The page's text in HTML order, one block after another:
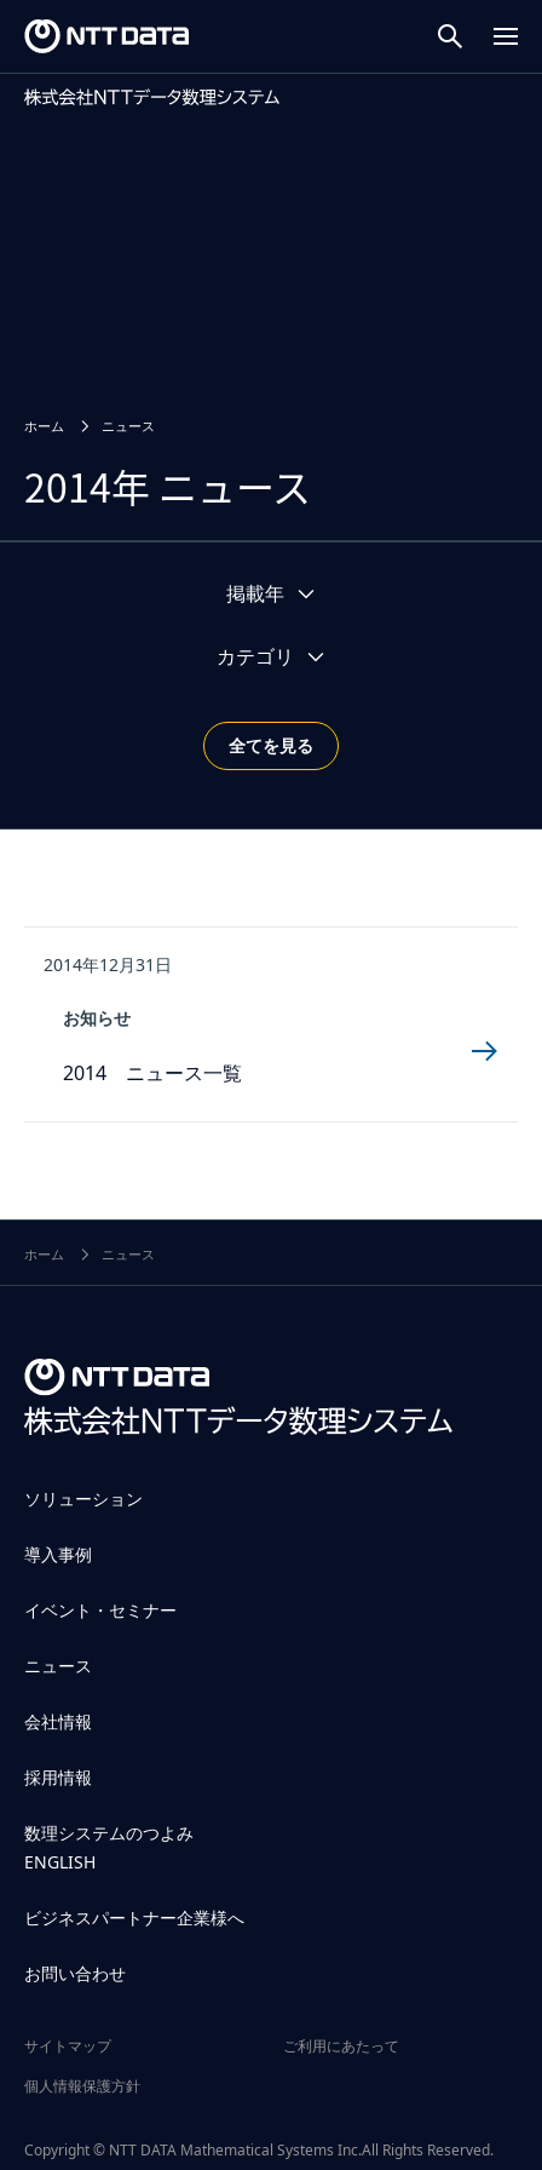
ホーム ニュース
2014年 ニュース
掲載年
カテゴリ
全てを見る
2014年12月31日
お知らせ
2014 ニュース一覧
ホーム ニュース
ソリューション
導入事例
イベント・セミナー
ニュース
会社情報
採用情報
数理システムのつよみ
ENGLISH
ビジネスパートナー企業様へ
お問い合わせ
サイトマップ
ご利用にあたって
個人情報保護方針
Copyright © NTT DATA Mathematical Systems Inc.All Rights Reserved.